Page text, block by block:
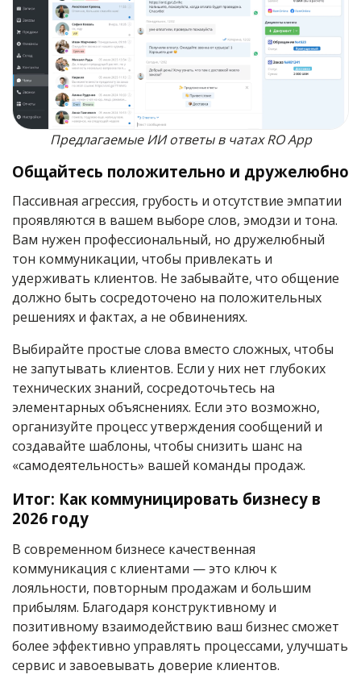
Предлагаемые ИИ ответы в чатах RO App
Общайтесь положительно и дружелюбно
Пассивная агрессия, грубость и отсутствие эмпатии
проявляются в вашем выборе слов, эмодзи и тона.
Вам нужен профессиональный, но дружелюбный
тон коммуникации, чтобы привлекать и
удерживать клиентов. Не забывайте, что общение
должно быть сосредоточено на положительных
решениях и фактах, а не обвинениях.
Выбирайте простые слова вместо сложных, чтобы
не запутывать клиентов. Если у них нет глубоких
технических знаний, сосредоточьтесь на
элементарных объяснениях. Если это возможно,
организуйте процесс утверждения сообщений и
создавайте шаблоны, чтобы снизить шанс на
«самодеятельность» вашей команды продаж.
Итог: Как коммуницировать бизнесу в
2026 году
В современном бизнесе качественная
коммуникация с клиентами — это ключ к
лояльности, повторным продажам и большим
прибылям. Благодаря конструктивному и
позитивному взаимодействию ваш бизнес сможет
более эффективно управлять процессами, улучшать
сервис и завоевывать доверие клиентов.